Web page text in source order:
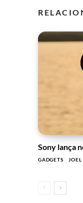
Sony lança
GADGETS